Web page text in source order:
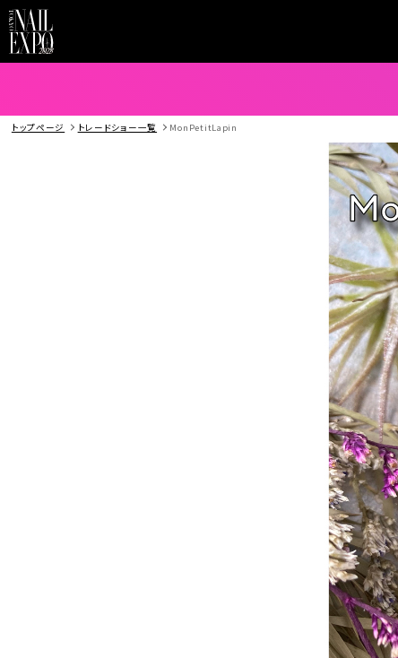
トップページ トレードショー一覧 MonPetitLapin